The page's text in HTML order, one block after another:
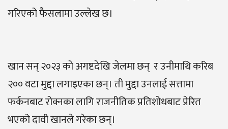
गरिएको फैसलामा उल्लेख छ।
खान सन् २०२३ को अगष्टदेखि जेलमा छन् र उनीमाथि करिब
२०० वटा मुद्दा लगाइएका छन्। ती मुद्दा उनलाई सत्तामा
फर्कनबाट रोक्नका लागि राजनीतिक प्रतिशोधबाट प्रेरित
भएको दावी खानले गरेका छन्।